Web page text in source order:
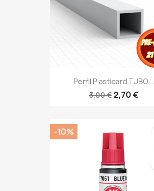
Perfil Plasticard TUBO...
3,00 €2,70 €
-10%